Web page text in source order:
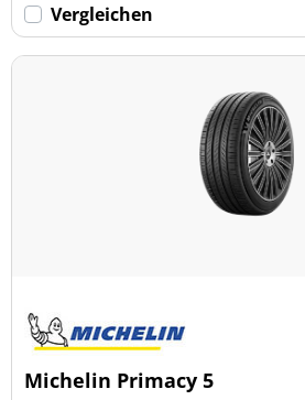
Vergleichen
Michelin Primacy 5